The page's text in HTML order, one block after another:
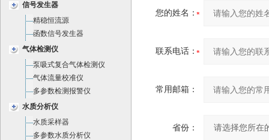
信号发生器
精稳恒流源
函数信号发生器
气体检测仪
泵吸式复合气体检测仪
气体流量校准仪
多参数检测报警仪
水质分析仪
水质采样器
多参数水质分析仪
您的姓名：
联系电话：
常用邮箱：
省份：